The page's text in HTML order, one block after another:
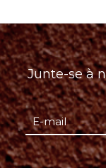
Junte-se à